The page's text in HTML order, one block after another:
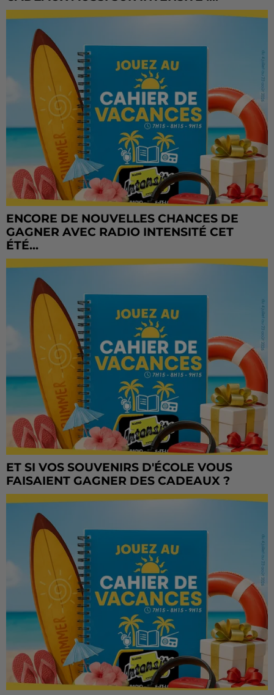
ENCORE DE NOUVELLES CHANCES DE
GAGNER AVEC RADIO INTENSITÉ CET
ÉTÉ...
ET SI VOS SOUVENIRS D'ÉCOLE VOUS
FAISAIENT GAGNER DES CADEAUX ?